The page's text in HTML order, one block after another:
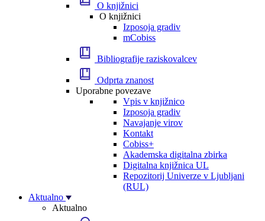
O knjižnici
O knjižnici
Izposoja gradiv
mCobiss
Bibliografije raziskovalcev
Odprta znanost
Uporabne povezave
Vpis v knjižnico
Izposoja gradiv
Navajanje virov
Kontakt
Cobiss+
Akademska digitalna zbirka
Digitalna knjižnica UL
Repozitorij Univerze v Ljubljani
(RUL)
Aktualno
Aktualno